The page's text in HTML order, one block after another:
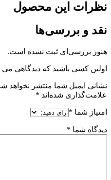
نظرات این محصول
نقد و بررسی‌ها
هنوز بررسی‌ای ثبت نشده است.
اولین کسی باشید که دیدگاهی می
نشانی ایمیل شما منتشر نخواهد
علامت‌گذاری شده‌اند *
امتیاز شما *
دیدگاه شما *